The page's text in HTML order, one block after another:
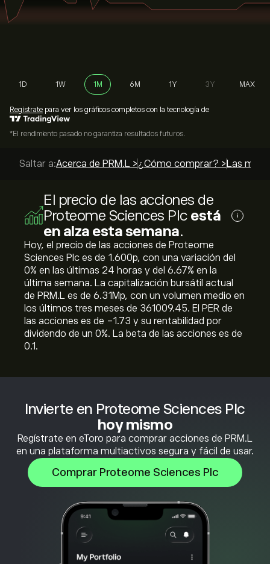
Invierte en Proteome Sciences Plc
hoy mismo
Regístrate en eToro para comprar acciones de PRM.L
en una plataforma multiactivos segura y fácil de usar.
Comprar Proteome Sciences Plc
1D 1W 1M 6M 1Y 3Y MAX
Regístrate para ver los gráficos completos con la tecnología de
*El rendimiento pasado no garantiza resultados futuros.
Saltar a:Acerca de PRM.L >¿Cómo comprar? > Las
El precio de las acciones de
Proteome Sciences Plc está
en alza esta semana.
i
Hoy, el precio de las acciones de Proteome
Sciences Plc es de 1.600‎p‎, con una variación del
‎0‎% en las últimas 24 horas y del ‎6.67‎% en la
última semana. La capitalización bursátil actual
de PRM.L es de 6.31M‎p‎, con un volumen medio en
los últimos tres meses de 361009.45. El PER de
las acciones es de -1.73 y su rentabilidad por
dividendo de un 0%. La beta de las acciones es de
0.1.